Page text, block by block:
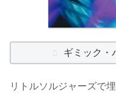
ギミック・
リトルソルジャーズで